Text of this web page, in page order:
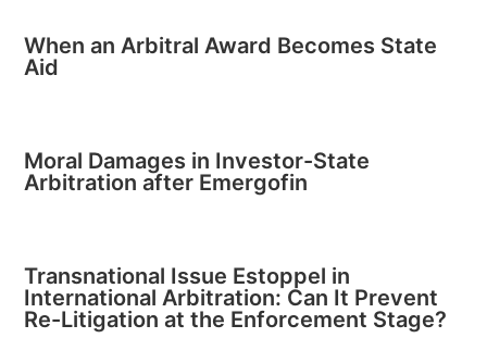
When an Arbitral Award Becomes State
Aid
Moral Damages in Investor-State
Arbitration after Emergofin
Transnational Issue Estoppel in
International Arbitration: Can It Prevent
Re-Litigation at the Enforcement Stage?